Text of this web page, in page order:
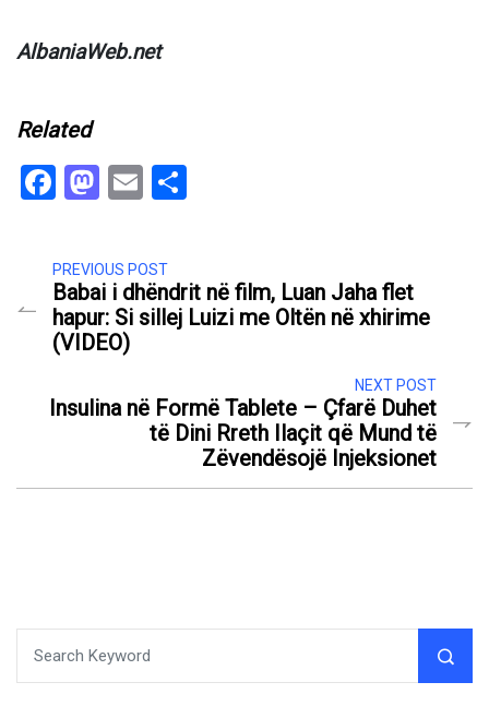
AlbaniaWeb.net
Related
Facebook
Mastodon
Email
PREVIOUS POST
Babai i dhëndrit në film, Luan Jaha flet
hapur: Si sillej Luizi me Oltën në xhirime
(VIDEO)
NEXT POST
Insulina në Formë Tablete – Çfarë Duhet
të Dini Rreth Ilaçit që Mund të
Zëvendësojë Injeksionet